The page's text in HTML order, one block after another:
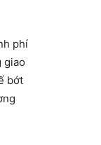
phí
giao
bớt